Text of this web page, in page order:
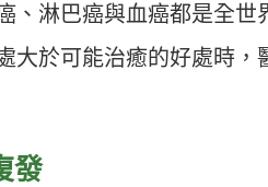
、淋巴癌與血癌都是全世
大於可能治癒的好處時，
發